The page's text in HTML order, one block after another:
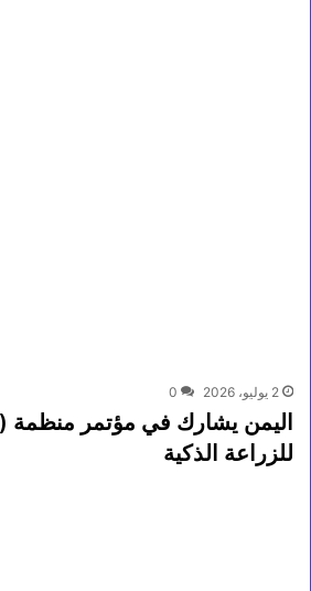
2 يوليو، 2026 0
اليمن يشارك في مؤتمر منظمة
للزراعة الذكية